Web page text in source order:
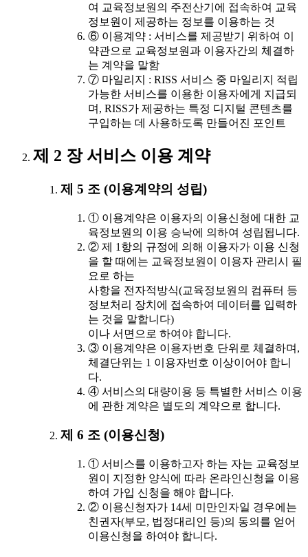
여 교육정보원의 주전산기에 접속하여 교육
정보원이 제공하는 정보를 이용하는 것
⑥ 이용계약 : 서비스를 제공받기 위하여 이
약관으로 교육정보원과 이용자간의 체결하
는 계약을 말함
⑦ 마일리지 : RISS 서비스 중 마일리지 적립
가능한 서비스를 이용한 이용자에게 지급되
며, RISS가 제공하는 특정 디지털 콘텐츠를
구입하는 데 사용하도록 만들어진 포인트
제 2 장 서비스 이용 계약
제 5 조 (이용계약의 성립)
① 이용계약은 이용자의 이용신청에 대한 교
육정보원의 이용 승낙에 의하여 성립됩니다.
② 제 1항의 규정에 의해 이용자가 이용 신청
을 할 때에는 교육정보원이 이용자 관리시 필
요로 하는
사항을 전자적방식(교육정보원의 컴퓨터 등
정보처리 장치에 접속하여 데이터를 입력하
는 것을 말합니다)
이나 서면으로 하여야 합니다.
③ 이용계약은 이용자번호 단위로 체결하며,
체결단위는 1 이용자번호 이상이어야 합니
다.
④ 서비스의 대량이용 등 특별한 서비스 이용
에 관한 계약은 별도의 계약으로 합니다.
제 6 조 (이용신청)
① 서비스를 이용하고자 하는 자는 교육정보
원이 지정한 양식에 따라 온라인신청을 이용
하여 가입 신청을 해야 합니다.
② 이용신청자가 14세 미만인자일 경우에는
친권자(부모, 법정대리인 등)의 동의를 얻어
이용신청을 하여야 합니다.